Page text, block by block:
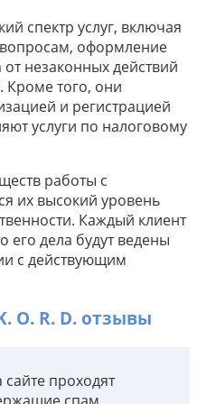
спектр услуг, включая
оформление
незаконных действий
Кроме того, они
и регистрацией
услуги по налоговому
работы с
их высокий уровень
Каждый клиент
его дела будут ведены
с действующим
O. R. D. отзывы
проходят